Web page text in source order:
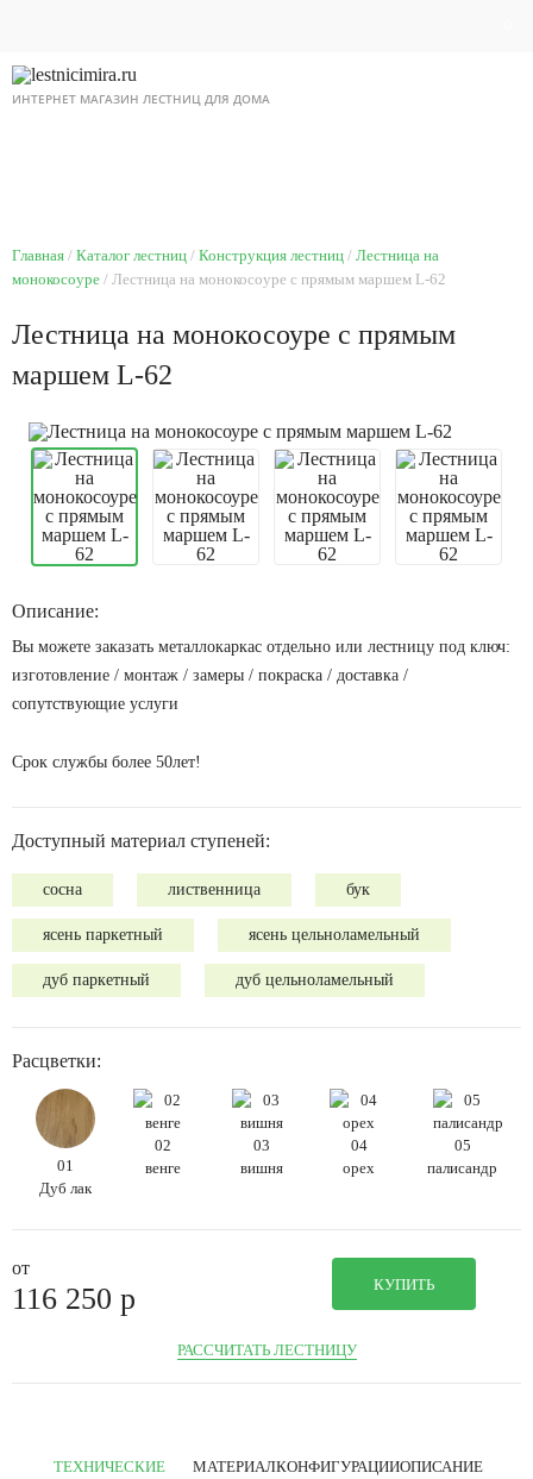
ИНТЕРНЕТ МАГАЗИН ЛЕСТНИЦ ДЛЯ ДОМА
Главная Каталог лестниц Конструкция лестниц
Лестница на
монокосоуре
Лестница на монокосоуре с прямым маршем L-62
Лестница на монокосоуре с прямым
маршем L-62
Описание:
Вы можете заказать металлокаркас отдельно или лестницу под ключ:
изготовление / монтаж / замеры / покраска / доставка /
сопутствующие услуги
Срок службы более 50лет!
Доступный материал ступеней:
сосна лиственница бук
ясень паркетный ясень цельноламельный
дуб паркетный дуб цельноламельный
Расцветки:
01
Дуб лак
02
венге
03
вишня
04
орех
05
палисандр
от
116 250 p КУПИТЬ
РАССЧИТАТЬ ЛЕСТНИЦУ
ТЕХНИЧЕСКИЕ
МАТЕРИАЛКОНФИГУРАЦИИОПИСАНИЕ